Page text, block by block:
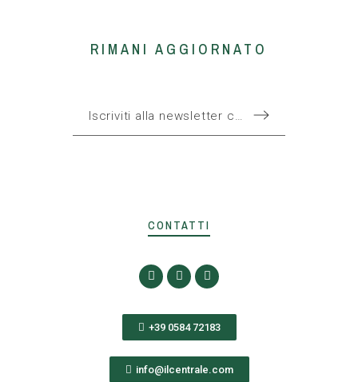
RIMANI AGGIORNATO
CONTATTI
+39 0584 72183
info@ilcentrale.com